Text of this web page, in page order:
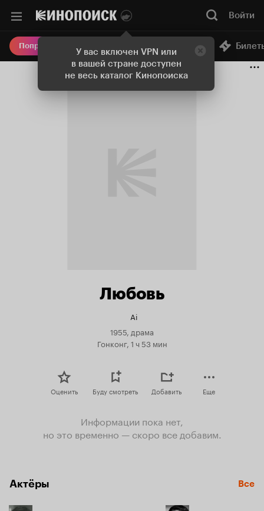
У вас включен VPN или
в вашей стране доступен
не весь каталог Кинопоиска
Войти
Попробовать Плюс Онлайн-кинотеатр
Любовь
Ai
1955, драма
Гонконг, 1 ч 53 мин
Оценить Буду смотреть Добавить Еще
Информации пока нет,
но это временно — скоро все добавим.
Актёры Все